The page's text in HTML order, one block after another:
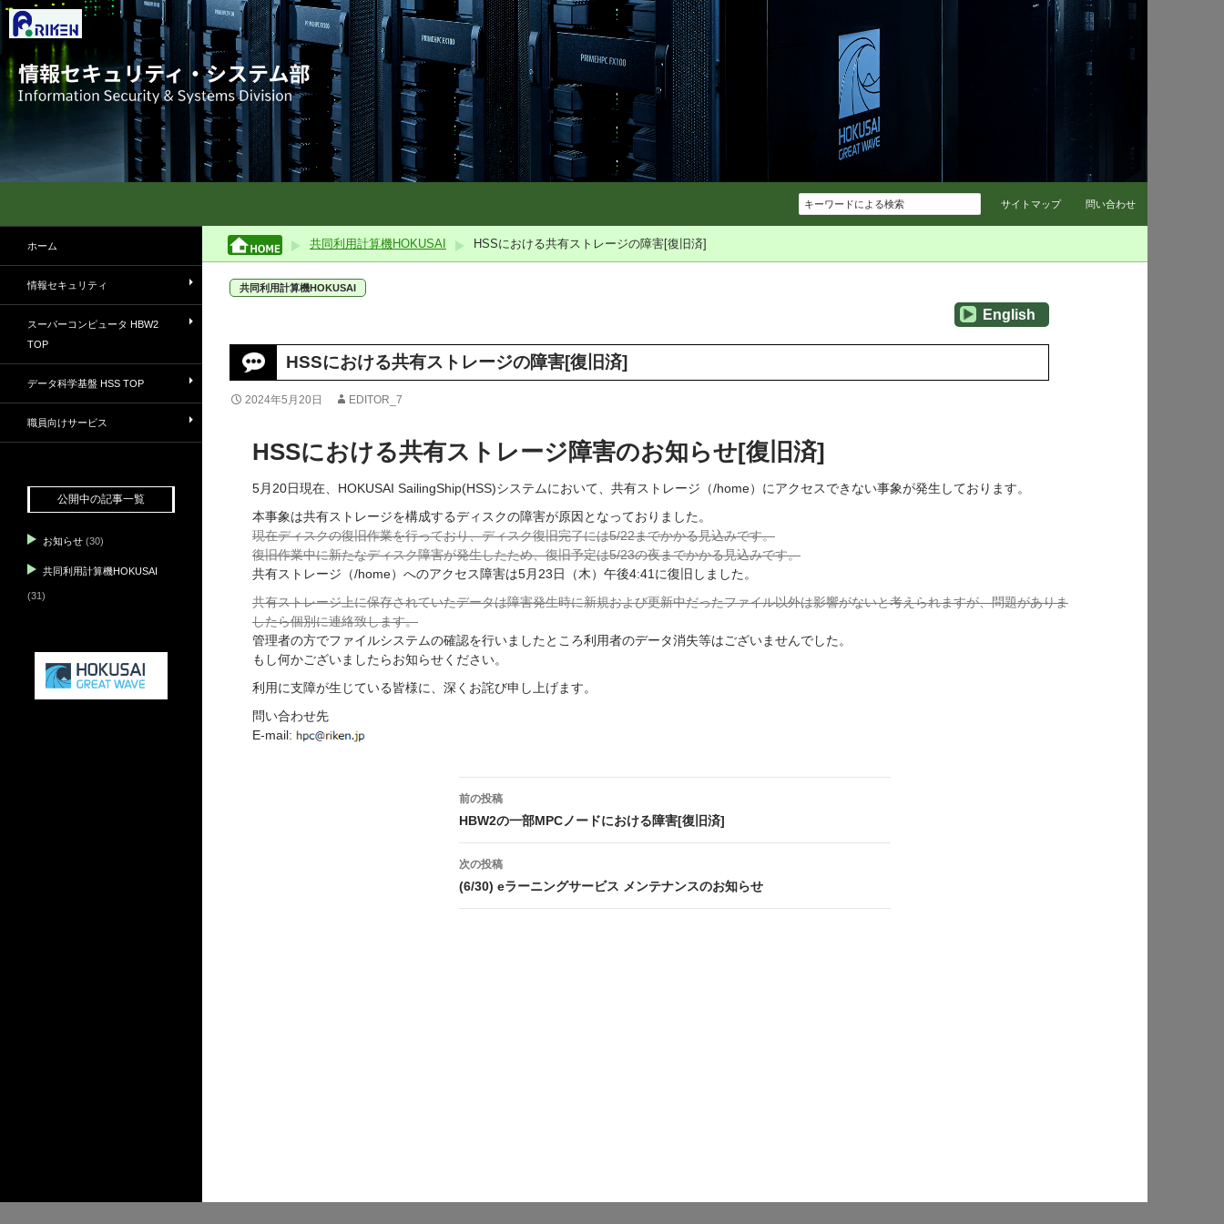
サイトマップ
問い合わせ
共同利用計算機HOKUSAI HSSにおける共有ストレージの障害[復旧済]
共同利用計算機HOKUSAI
English
HSSにおける共有ストレージの障害[復旧済]
2024年5月20日 EDITOR_7
HSSにおける共有ストレージ障害のお知らせ[復旧済]
5月20日現在、HOKUSAI SailingShip(HSS)システムにおいて、共有ストレージ（/home）にアクセスできない事象が発生しております。
本事象は共有ストレージを構成するディスクの障害が原因となっておりました。
現在ディスクの復旧作業を行っており、ディスク復旧完了には5/22までかかる見込みです。
復旧作業中に新たなディスク障害が発生したため、復旧予定は5/23の夜までかかる見込みです。
共有ストレージ（/home）へのアクセス障害は5月23日（木）午後4:41に復旧しました。
共有ストレージ上に保存されていたデータは障害発生時に新規および更新中だったファイル以外は影響がないと考えられますが、問題がありま
したら個別に連絡致します。
管理者の方でファイルシステムの確認を行いましたところ利用者のデータ消失等はございませんでした。
もし何かございましたらお知らせください。
利用に支障が生じている皆様に、深くお詫び申し上げます。
問い合わせ先
E-mail:
投
稿
ナ
ビ
前の投稿
HBW2の一部MPCノードにおける障害[復旧済]
次の投稿
(6/30) eラーニングサービス メンテナンスのお知らせ
けサービスの情報を所内外にご案内
します
ホーム
情報セキュリティ
スーパーコンピュータ HBW2
TOP
データ科学基盤 HSS TOP
職員向けサービス
公開中の記事一覧
お知らせ (30)
共同利用計算機HOKUSAI
(31)